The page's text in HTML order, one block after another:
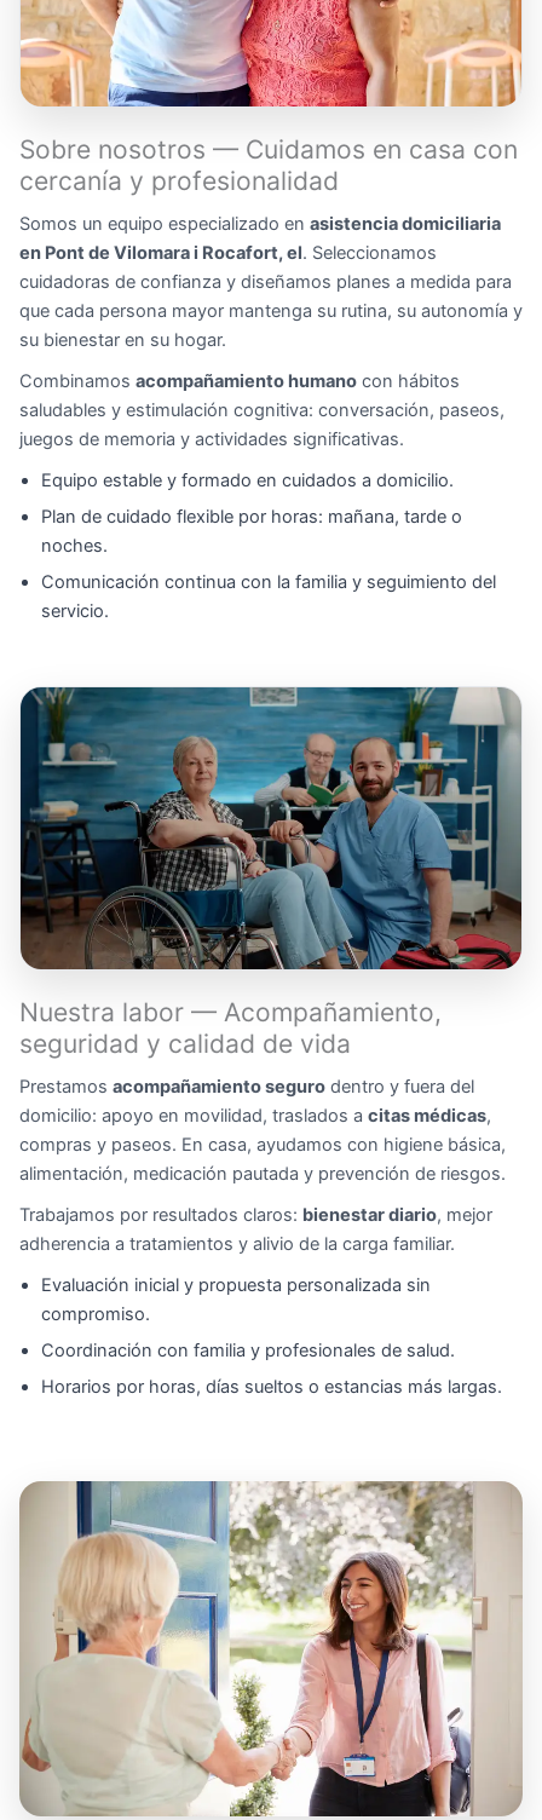
Sobre nosotros — Cuidamos en casa con
cercanía y profesionalidad
Somos un equipo especializado en asistencia domiciliaria
en Pont de Vilomara i Rocafort, el. Seleccionamos
cuidadoras de confianza y diseñamos planes a medida para
que cada persona mayor mantenga su rutina, su autonomía y
su bienestar en su hogar.
Combinamos acompañamiento humano con hábitos
saludables y estimulación cognitiva: conversación, paseos,
juegos de memoria y actividades significativas.
Equipo estable y formado en cuidados a domicilio.
Plan de cuidado flexible por horas: mañana, tarde o
noches.
Comunicación continua con la familia y seguimiento del
servicio.
Nuestra labor — Acompañamiento,
seguridad y calidad de vida
Prestamos acompañamiento seguro dentro y fuera del
domicilio: apoyo en movilidad, traslados a citas médicas,
compras y paseos. En casa, ayudamos con higiene básica,
alimentación, medicación pautada y prevención de riesgos.
Trabajamos por resultados claros: bienestar diario, mejor
adherencia a tratamientos y alivio de la carga familiar.
Evaluación inicial y propuesta personalizada sin
compromiso.
Coordinación con familia y profesionales de salud.
Horarios por horas, días sueltos o estancias más largas.